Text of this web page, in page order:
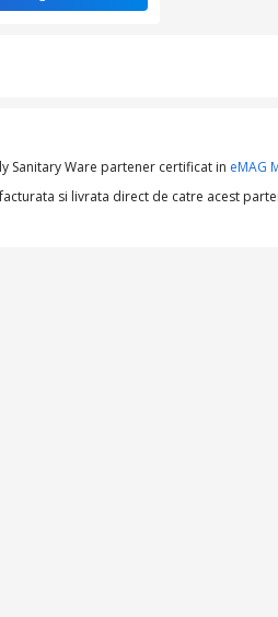
Sanitary Ware partener certificat in eMAG
si livrata direct de catre acest